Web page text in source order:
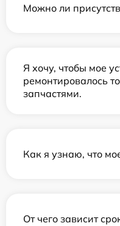
Можно ли
Я хочу, чтобы мое
ремонтировалось
запчастями.
Как я узнаю, что
От чего зависит